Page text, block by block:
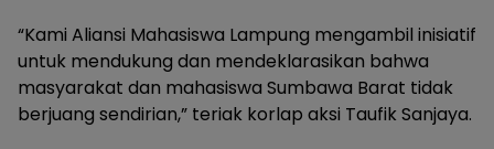
“Kami Aliansi Mahasiswa Lampung mengambil inisiatif
untuk mendukung dan mendeklarasikan bahwa
masyarakat dan mahasiswa Sumbawa Barat tidak
berjuang sendirian,” teriak korlap aksi Taufik Sanjaya.